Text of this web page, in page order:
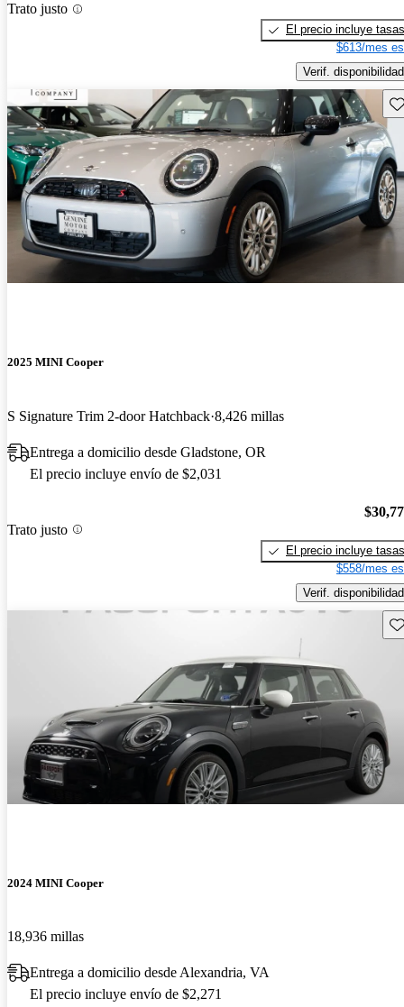
Trato justo
El precio incluye tasas
$613/mes
Verif. disponibilidad
2025 MINI Cooper
S Signature Trim 2-door Hatchback 8,426 millas
Entrega a domicilio desde Gladstone, OR
El precio incluye envío de $2,031
Trato justo
El precio incluye tasas
$558/mes
Verif. disponibilidad
2024 MINI Cooper
18,936 millas
Entrega a domicilio desde Alexandria, VA
El precio incluye envío de $2,271